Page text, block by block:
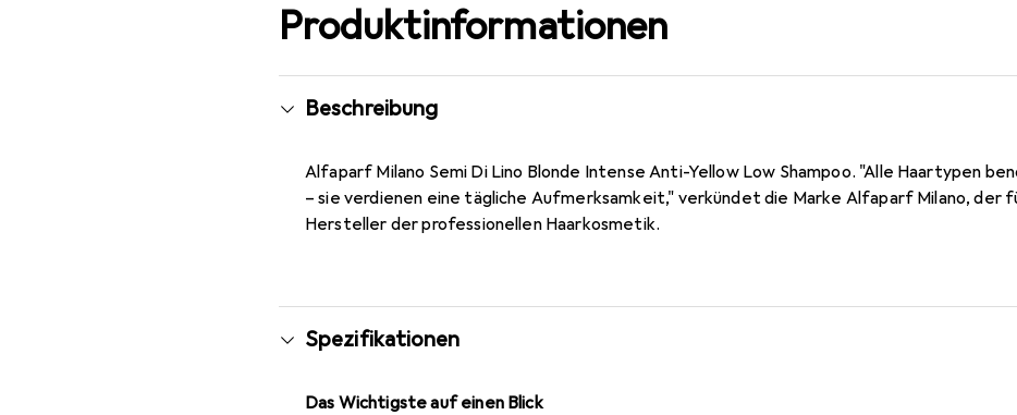
Produktinformationen
Beschreibung
Alfaparf Milano Semi Di Lino Blonde Intense Anti-Yellow Low Shampoo. "Alle Haartypen
– sie verdienen eine tägliche Aufmerksamkeit," verkündet die Marke Alfaparf Milano, der
Hersteller der professionellen Haarkosmetik.
Spezifikationen
Das Wichtigste auf einen Blick